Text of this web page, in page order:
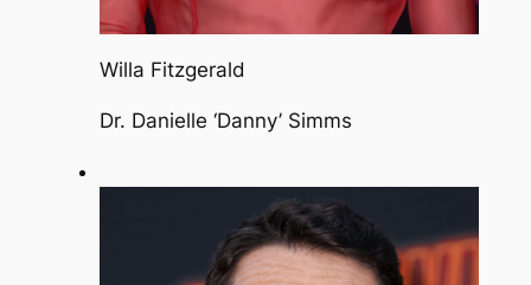
Willa Fitzgerald
Dr. Danielle ‘Danny’ Simms